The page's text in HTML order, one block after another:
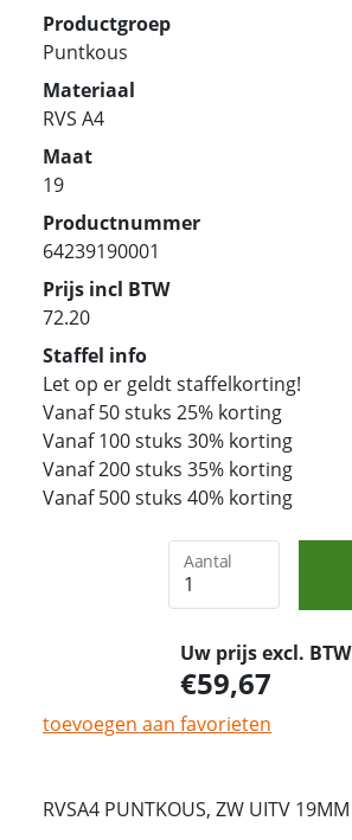
Productgroep
Puntkous
Materiaal
RVS A4
Maat
19
Productnummer
64239190001
Prijs incl BTW
72.20
Staffel info
Let op er geldt staffelkorting!
Vanaf 50 stuks 25% korting
Vanaf 100 stuks 30% korting
Vanaf 200 stuks 35% korting
Vanaf 500 stuks 40% korting
Aantal
Uw prijs excl. BTW
59,67
toevoegen aan favorieten
RVSA4 PUNTKOUS, ZW UITV 19MM